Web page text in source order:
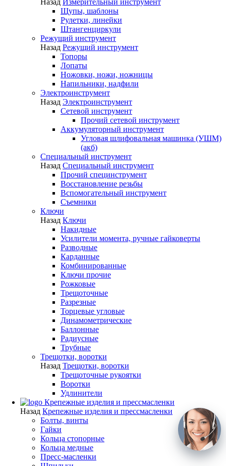
Щупы, шаблоны
Рулетки, линейки
Штангенциркули
Режущий инструмент
Назад Режущий инструмент
Топоры
Лопаты
Ножовки, ножи, ножницы
Напильники, надфили
Электроинструмент
Назад Электроинструмент
Сетевой инструмент
Прочий сетевой инструмент
Аккумуляторный инструмент
Угловая шлифовальная машинка (УШМ)
(акб)
Специальный инструмент
Назад Специальный инструмент
Прочий специнструмент
Восстановление резьбы
Вспомогательный инструмент
Съемники
Ключи
Назад Ключи
Накидные
Усилители момента, ручные гайковерты
Разводные
Карданные
Комбинированные
Ключи прочие
Рожковые
Трещоточные
Разрезные
Торцевые угловые
Динамометрические
Баллонные
Радиусные
Трубные
Трещотки, воротки
Назад Трещотки, воротки
Трещоточные рукоятки
Воротки
Удлинители
Крепежные изделия и прессмасленки
Назад Крепежные изделия и прессмасленки
Болты, винты
Гайки
Кольца стопорные
Кольца медные
Пресс-масленки